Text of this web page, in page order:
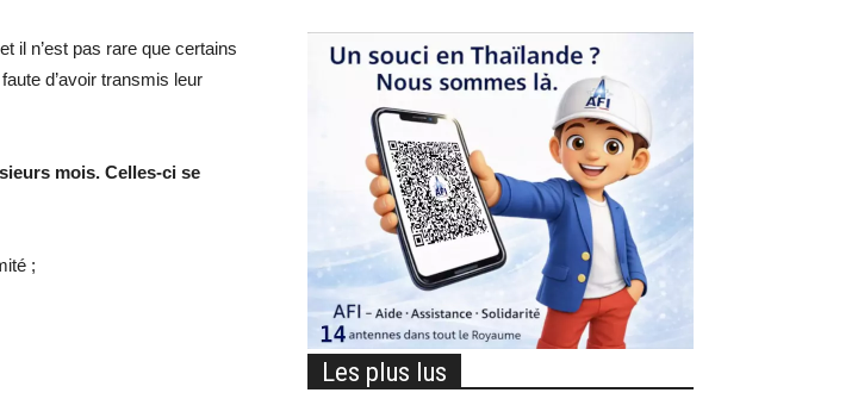
il n’est pas rare que certains
d’avoir transmis leur
mois. Celles-ci se
;
Les plus lus